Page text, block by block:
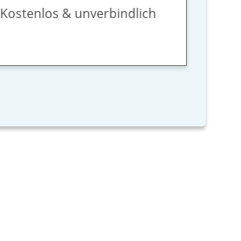
Kostenlos & unverbindlich